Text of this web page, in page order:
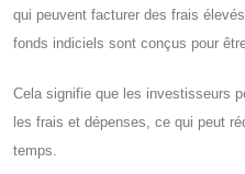
qui peuvent facturer des frais
fonds indiciels sont conçus pour
Cela signifie que les investisseurs
les frais et dépenses, ce qui peut
temps.